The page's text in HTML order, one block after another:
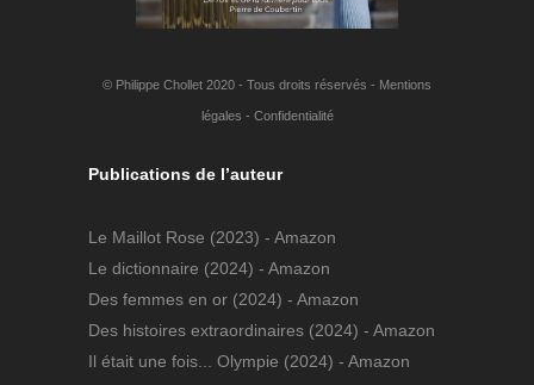
© Philippe Chollet 2020 - Tous droits réservés - Mentions
légales - Confidentialité
Publications de l’auteur
Le Maillot Rose (2023) - Amazon
Le dictionnaire (2024) - Amazon
Des femmes en or (2024) - Amazon
Des histoires extraordinaires (2024) - Amazon
Il était une fois... Olympie (2024) - Amazon